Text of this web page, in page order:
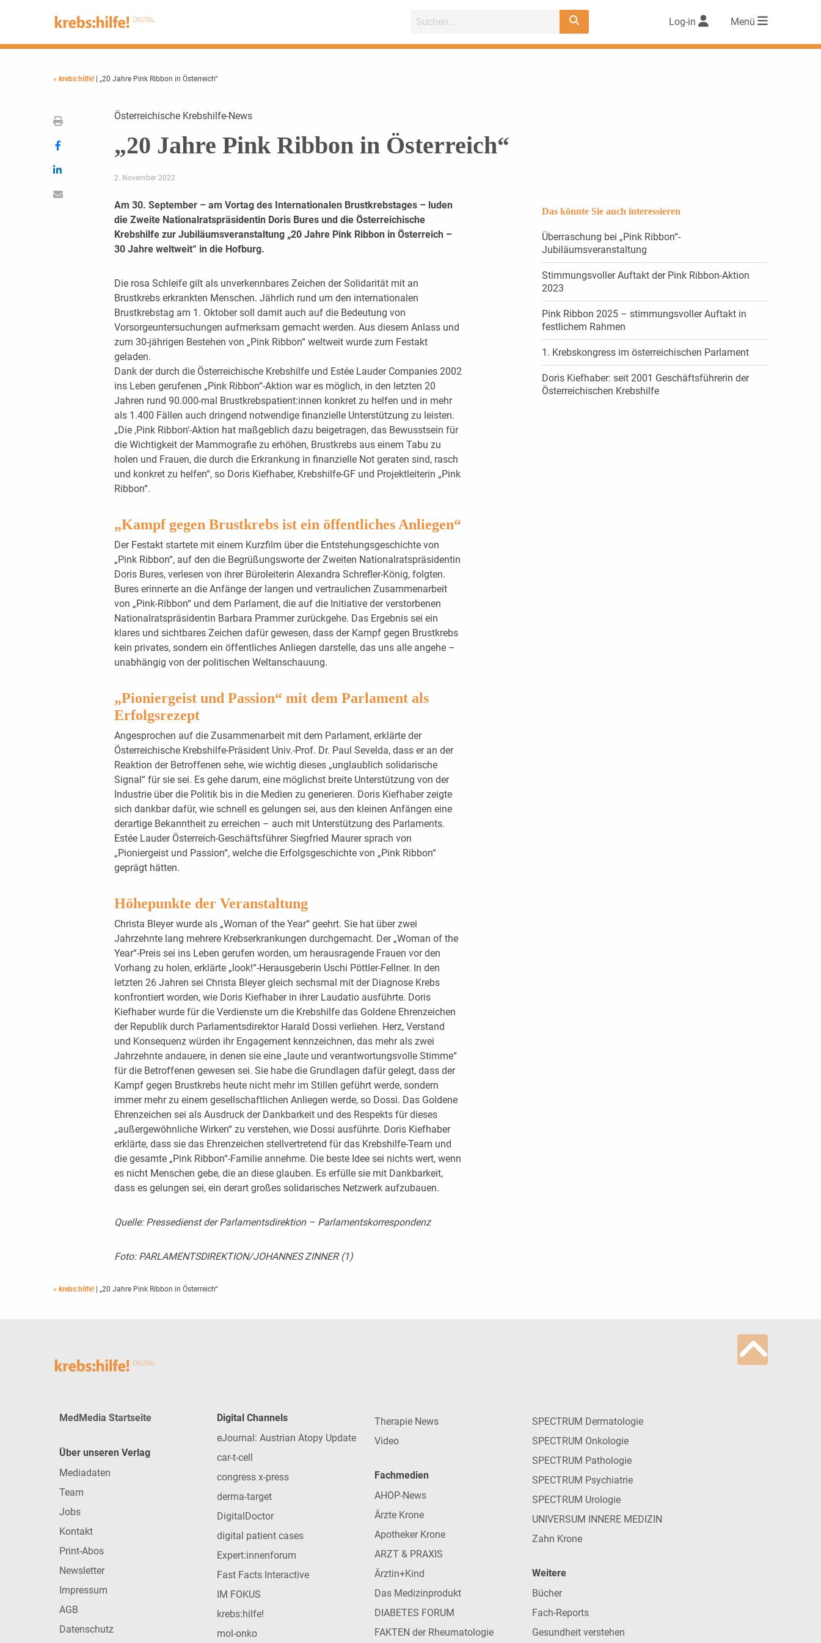
Log-in Menü
« krebs:hilfe! | „20 Jahre Pink Ribbon in Österreich“
Österreichische Krebshilfe-News
„20 Jahre Pink Ribbon in Österreich“
2. November 2022
Am 30. September – am Vortag des Internationalen Brustkrebstages – luden
die Zweite Nationalratspräsidentin Doris Bures und die Österreichische
Krebshilfe zur Jubiläumsveranstaltung „20 Jahre Pink Ribbon in Österreich –
30 Jahre weltweit“ in die Hofburg.
Die rosa Schleife gilt als unverkennbares Zeichen der Solidarität mit an
Brustkrebs erkrankten Menschen. Jährlich rund um den internationalen
Brustkrebstag am 1. Oktober soll damit auch auf die Bedeutung von
Vorsorgeuntersuchungen aufmerksam gemacht werden. Aus diesem Anlass und
zum 30-jährigen Bestehen von „Pink Ribbon“ weltweit wurde zum Festakt
geladen.
Dank der durch die Österreichische Krebshilfe und Estée Lauder Companies 2002
ins Leben gerufenen „Pink Ribbon“-Aktion war es möglich, in den letzten 20
Jahren rund 90.000-mal Brustkrebspatient:innen konkret zu helfen und in mehr
als 1.400 Fällen auch dringend notwendige finanzielle Unterstützung zu leisten.
„Die ‚Pink Ribbon‘-Aktion hat maßgeblich dazu beigetragen, das Bewusstsein für
die Wichtigkeit der Mammografie zu erhöhen, Brustkrebs aus einem Tabu zu
holen und Frauen, die durch die Erkrankung in finanzielle Not geraten sind, rasch
und konkret zu helfen“, so Doris Kiefhaber, Krebshilfe-GF und Projektleiterin „Pink
Ribbon“.
„Kampf gegen Brustkrebs ist ein öffentliches Anliegen“
Der Festakt startete mit einem Kurzfilm über die Entstehungsgeschichte von
„Pink Ribbon“, auf den die Begrüßungsworte der Zweiten Nationalratspräsidentin
Doris Bures, verlesen von ihrer Büroleiterin Alexandra Schrefler-König, folgten.
Bures erinnerte an die Anfänge der langen und vertraulichen Zusammenarbeit
von „Pink-Ribbon“ und dem Parlament, die auf die Initiative der verstorbenen
Nationalratspräsidentin Barbara Prammer zurückgehe. Das Ergebnis sei ein
klares und sichtbares Zeichen dafür gewesen, dass der Kampf gegen Brustkrebs
kein privates, sondern ein öffentliches Anliegen darstelle, das uns alle angehe –
unabhängig von der politischen Weltanschauung.
„Pioniergeist und Passion“ mit dem Parlament als
Erfolgsrezept
Angesprochen auf die Zusammenarbeit mit dem Parlament, erklärte der
Österreichische Krebshilfe-Präsident Univ.-Prof. Dr. Paul Sevelda, dass er an der
Reaktion der Betroffenen sehe, wie wichtig dieses „unglaublich solidarische
Signal“ für sie sei. Es gehe darum, eine möglichst breite Unterstützung von der
Industrie über die Politik bis in die Medien zu generieren. Doris Kiefhaber zeigte
sich dankbar dafür, wie schnell es gelungen sei, aus den kleinen Anfängen eine
derartige Bekanntheit zu erreichen – auch mit Unterstützung des Parlaments.
Estée Lauder Österreich-Geschäftsführer Siegfried Maurer sprach von
„Pioniergeist und Passion“, welche die Erfolgsgeschichte von „Pink Ribbon“
geprägt hätten.
Höhepunkte der Veranstaltung
Christa Bleyer wurde als „Woman of the Year“ geehrt. Sie hat über zwei
Jahrzehnte lang mehrere Krebserkrankungen durchgemacht. Der „Woman of the
Year“-Preis sei ins Leben gerufen worden, um herausragende Frauen vor den
Vorhang zu holen, erklärte „look!“-Herausgeberin Uschi Pöttler-­Fellner. In den
letzten 26 Jahren sei Christa Bleyer gleich sechsmal mit der Diagnose Krebs
konfrontiert worden, wie Doris Kiefhaber in ihrer Laudatio ausführte. Doris
Kiefhaber wurde für die Verdienste um die Krebshilfe das Goldene Ehrenzeichen
der Republik durch Parlamentsdirektor Harald Dossi verliehen. Herz, Verstand
und Konsequenz würden ihr Engagement kennzeichnen, das mehr als zwei
Jahrzehnte andauere, in denen sie eine „laute und verantwortungsvolle Stimme“
für die Betroffenen gewesen sei. Sie habe die Grundlagen dafür gelegt, dass der
Kampf gegen Brustkrebs heute nicht mehr im Stillen geführt werde, sondern
immer mehr zu einem gesellschaftlichen Anliegen werde, so Dossi. Das Goldene
Ehrenzeichen sei als Ausdruck der Dankbarkeit und des Respekts für dieses
„außergewöhnliche Wirken“ zu verstehen, wie Dossi ausführte. Doris Kiefhaber
erklärte, dass sie das Ehrenzeichen stellvertretend für das Krebshilfe-Team und
die gesamte „Pink Ribbon“-Familie annehme. Die beste Idee sei nichts wert, wenn
es nicht Menschen gebe, die an diese glauben. Es erfülle sie mit Dankbarkeit,
dass es gelungen sei, ein derart großes solidarisches Netzwerk aufzubauen.
Quelle: Pressedienst der Parlamentsdirektion – Parlamentskorrespondenz
Foto: PARLAMENTSDIREKTION/JOHANNES ZINNER (1)
Das könnte Sie auch interessieren
Überraschung bei „Pink Ribbon“-
Jubiläumsveranstaltung
Stimmungsvoller Auftakt der Pink Ribbon-Aktion
2023
Pink Ribbon 2025 – stimmungsvoller Auftakt in
festlichem Rahmen
1. Krebskongress im österreichischen Parlament
Doris Kiefhaber: seit 2001 Geschäftsführerin der
Österreichischen Krebshilfe
« krebs:hilfe! | „20 Jahre Pink Ribbon in Österreich“
MedMedia Startseite
Über unseren Verlag
Mediadaten
Team
Jobs
Kontakt
Print-Abos
Newsletter
Impressum
AGB
Datenschutz
Digital Channels
eJournal: Austrian Atopy Update
car-t-cell
congress x-press
derma-target
DigitalDoctor
digital patient cases
Expert:innenforum
Fast Facts Interactive
IM FOKUS
krebs:hilfe!
mol-onko
Therapie News
Video
Fachmedien
AHOP-News
Ärzte Krone
Apotheker Krone
ARZT & PRAXIS
Ärztin+Kind
Das Medizinprodukt
DIABETES FORUM
FAKTEN der Rheumatologie
SPECTRUM Dermatologie
SPECTRUM Onkologie
SPECTRUM Pathologie
SPECTRUM Psychiatrie
SPECTRUM Urologie
UNIVERSUM INNERE MEDIZIN
Zahn Krone
Weitere
Bücher
Fach-Reports
Gesundheit verstehen